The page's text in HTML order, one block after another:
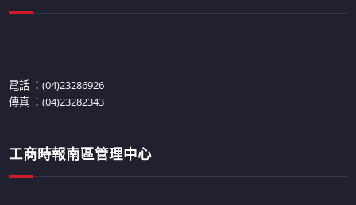
電話 ：(04)23286926
傳真 ：(04)23282343
工商時報南區管理中心